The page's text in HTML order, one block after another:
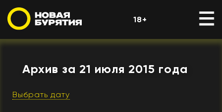
18+
Архив за 21 июля 2015 года
Выбрать дату